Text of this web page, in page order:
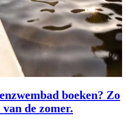
boeken? Zo
de zomer.